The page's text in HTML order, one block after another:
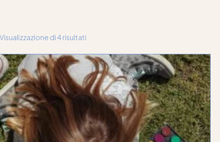
Visualizzazione di 4 risultati